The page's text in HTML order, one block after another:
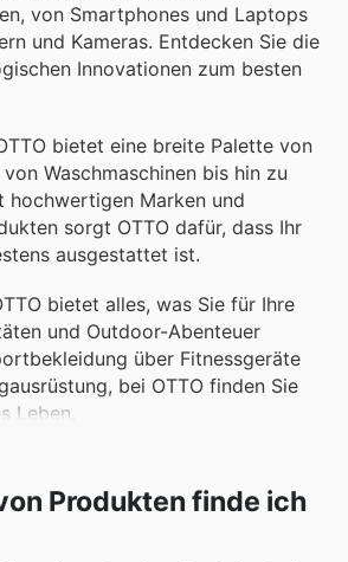
von Smartphones und Laptops
und Kameras. Entdecken Sie die
Innovationen zum besten
bietet eine breite Palette von
Waschmaschinen bis hin zu
hochwertigen Marken und
sorgt OTTO dafür, dass Ihr
ausgestattet ist.
bietet alles, was Sie für Ihre
und Outdoor-Abenteuer
über Fitnessgeräte
bei OTTO finden Sie
Leben.
Produkten finde ich